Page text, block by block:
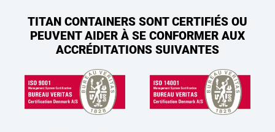
TITAN CONTAINERS SONT CERTIFIÉS OU
PEUVENT AIDER À SE CONFORMER AUX
ACCRÉDITATIONS SUIVANTES